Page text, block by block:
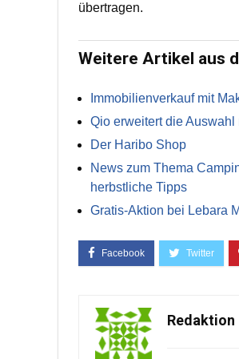
übertragen.
Weitere Artikel aus
Immobilienverkauf mit
Qio erweitert die
Der Haribo Shop
News zum Thema
herbstliche Tipps
Gratis-Aktion bei Lebara
Redaktion